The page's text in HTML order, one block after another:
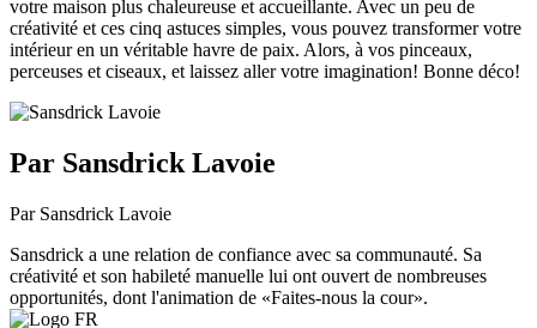
votre maison plus chaleureuse et accueillante. Avec un peu de
créativité et ces cinq astuces simples, vous pouvez transformer votre
intérieur en un véritable havre de paix. Alors, à vos pinceaux,
perceuses et ciseaux, et laissez aller votre imagination! Bonne déco!
Par Sansdrick Lavoie
Par Sansdrick Lavoie
Sansdrick a une relation de confiance avec sa communauté. Sa
créativité et son habileté manuelle lui ont ouvert de nombreuses
opportunités, dont l'animation de «Faites-nous la cour».